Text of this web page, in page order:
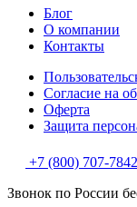
Блог
О компании
Контакты
Согласие на
Оферта
Защитa
+7 (800) 707-7842
Звонок по России